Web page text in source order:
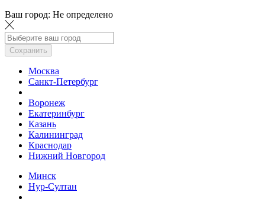
Ваш город: Не определено
Сохранить
Москва
Санкт-Петербург
Воронеж
Екатеринбург
Казань
Калининград
Краснодар
Нижний Новгород
Минск
Нур-Султан